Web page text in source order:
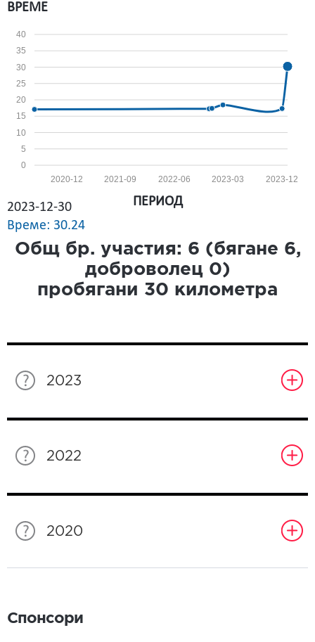
ВРЕМЕ
0
5
10
15
20
25
30
35
40
2023-12
2023-03
2022-06
2021-09
2020-12
2023-12-30
Време: 30.24
ПЕРИОД
Общ бр. участия: 6 (бягане 6,
доброволец 0)
пробягани 30 километра
2023
2022
2020
Спонсори